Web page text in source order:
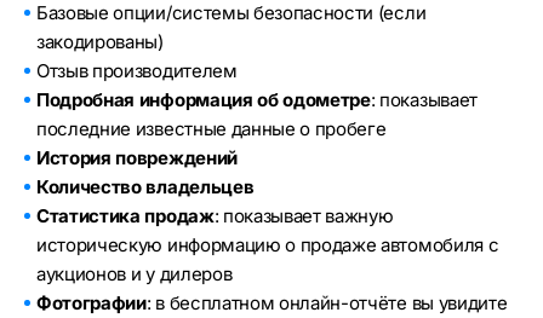
Базовые опции/системы безопасности (если
закодированы)
Отзыв производителем
Подробная информация об одометре: показывает
последние известные данные о пробеге
История повреждений
Количество владельцев
Статистика продаж: показывает важную
историческую информацию о продаже автомобиля с
аукционов и у дилеров
Фотографии: в бесплатном онлайн-отчёте вы увидите